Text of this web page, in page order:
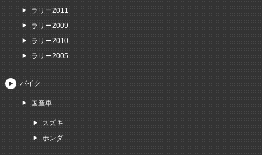
ラリー2011
ラリー2009
ラリー2010
ラリー2005
バイク
国産車
スズキ
ホンダ